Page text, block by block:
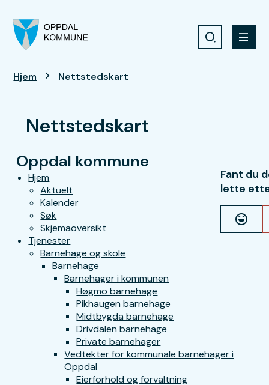
Søk Meny
Du er her:
Hjem Nettstedskart
Nettstedskart
Oppdal kommune
Hjem
Aktuelt
Kalender
Søk
Skjemaoversikt
Tjenester
Barnehage og skole
Barnehage
Barnehager i kommunen
Høgmo barnehage
Pikhaugen barnehage
Midtbygda barnehage
Drivdalen barnehage
Private barnehager
Vedtekter for kommunale barnehager i
Oppdal
Eierforhold og forvaltning
Fant du
lette
Ja